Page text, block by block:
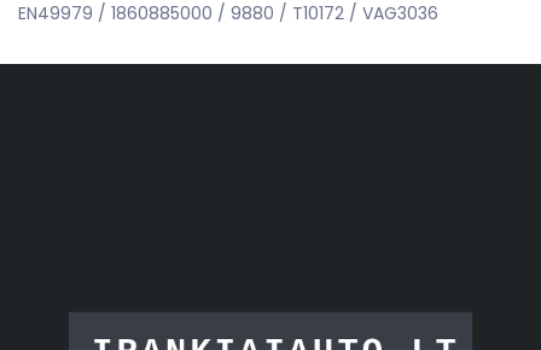
EN49979 / 1860885000 / 9880 / T10172 / VAG3036